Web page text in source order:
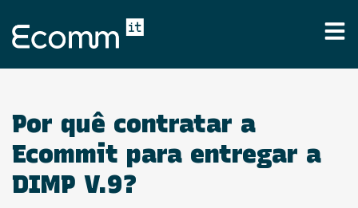
Por quê contratar a
Ecommit para entregar a
DIMP V.9?